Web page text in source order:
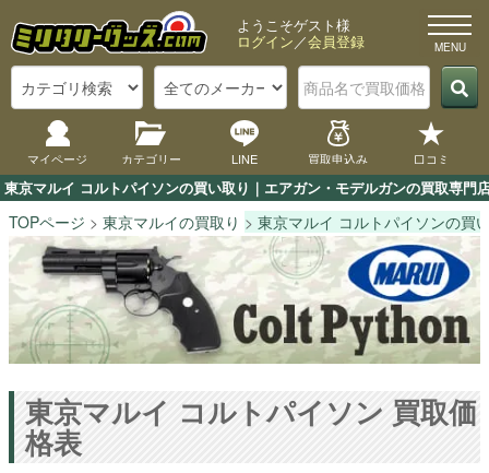
東京マルイ コルトパイソンの買い取り｜エアガン・モデルガンの買取専門
ようこそゲスト様
ログイン／会員登録
マイページ カテゴリー LINE 買取申込み 口コミ
TOPページ 東京マルイの買取り 東京マルイ コルトパイソンの買
東京マルイ コルトパイソン 買取価
格表